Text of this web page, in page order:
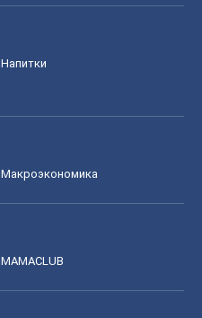
Напитки
Mакроэкономика
MAMACLUB